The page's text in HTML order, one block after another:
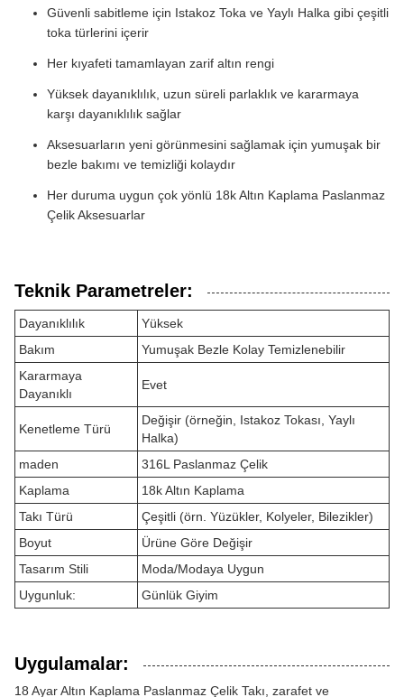
Güvenli sabitleme için Istakoz Toka ve Yaylı Halka gibi çeşitli
toka türlerini içerir
Her kıyafeti tamamlayan zarif altın rengi
Yüksek dayanıklılık, uzun süreli parlaklık ve kararmaya
karşı dayanıklılık sağlar
Aksesuarların yeni görünmesini sağlamak için yumuşak bir
bezle bakımı ve temizliği kolaydır
Her duruma uygun çok yönlü 18k Altın Kaplama Paslanmaz
Çelik Aksesuarlar
Teknik Parametreler:
Dayanıklılık
Yüksek
Bakım
Yumuşak Bezle Kolay Temizlenebilir
Kararmaya
Dayanıklı
Evet
Kenetleme Türü
Değişir (örneğin, Istakoz Tokası, Yaylı
Halka)
maden
316L Paslanmaz Çelik
Kaplama
18k Altın Kaplama
Takı Türü
Çeşitli (örn. Yüzükler, Kolyeler, Bilezikler)
Boyut
Ürüne Göre Değişir
Tasarım Stili
Moda/Modaya Uygun
Uygunluk:
Günlük Giyim
Uygulamalar:
18 Ayar Altın Kaplama Paslanmaz Çelik Takı, zarafet ve